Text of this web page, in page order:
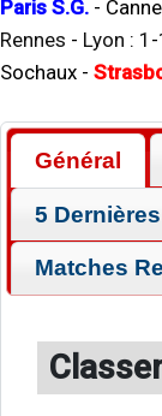
Paris S.G. -
Rennes - Lyon : 1 -
Sochaux -
Général
5
Matches